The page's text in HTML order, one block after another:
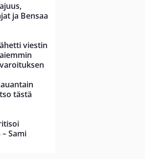
ja Bensaa
viestin
tästä
Sami